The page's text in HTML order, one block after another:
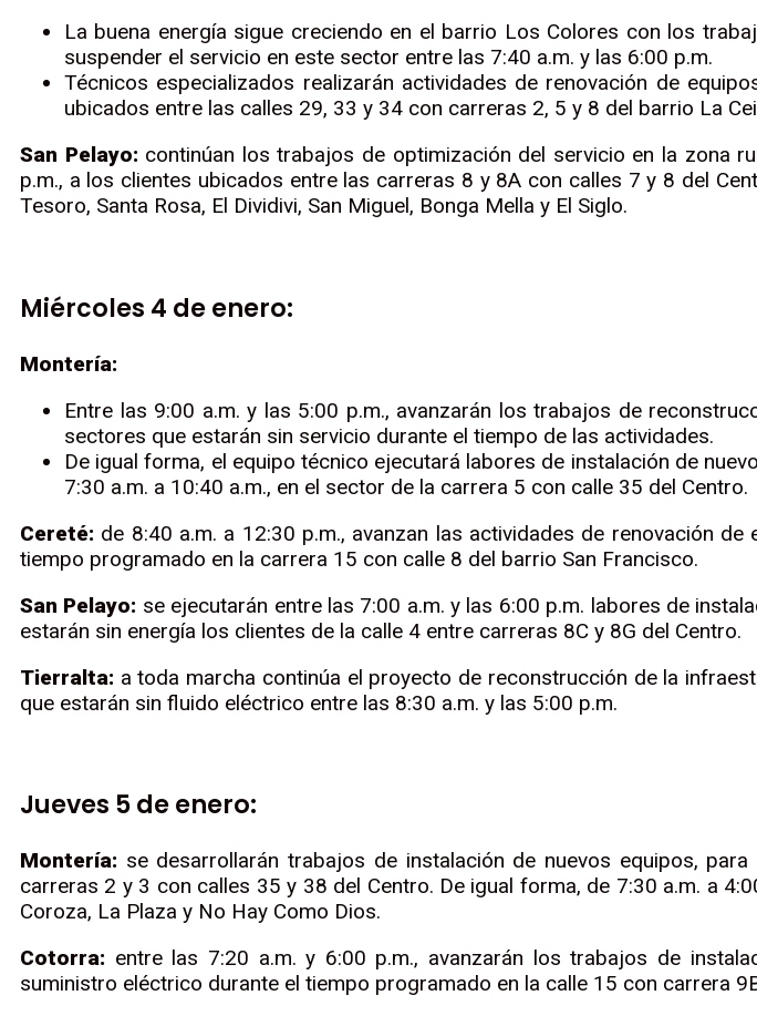
La buena energía sigue creciendo en el barrio Los Colores con los
suspender el servicio en este sector entre las 7:40 a.m. y las 6:00 p.m.
Técnicos especializados realizarán actividades de renovación de
ubicados entre las calles 29, 33 y 34 con carreras 2, 5 y 8 del barrio La
San Pelayo: continúan los trabajos de optimización del servicio en la zona
p.m., a los clientes ubicados entre las carreras 8 y 8A con calles 7 y 8 del
Tesoro, Santa Rosa, El Dividivi, San Miguel, Bonga Mella y El Siglo.
Miércoles 4 de enero:
Montería:
Entre las 9:00 a.m. y las 5:00 p.m., avanzarán los trabajos de
sectores que estarán sin servicio durante el tiempo de las actividades.
De igual forma, el equipo técnico ejecutará labores de instalación de
7:30 a.m. a 10:40 a.m., en el sector de la carrera 5 con calle 35 del Centro.
Cereté: de 8:40 a.m. a 12:30 p.m., avanzan las actividades de renovación
tiempo programado en la carrera 15 con calle 8 del barrio San Francisco.
San Pelayo: se ejecutarán entre las 7:00 a.m. y las 6:00 p.m. labores de
estarán sin energía los clientes de la calle 4 entre carreras 8C y 8G del Centro.
Tierralta: a toda marcha continúa el proyecto de reconstrucción de la
que estarán sin fluido eléctrico entre las 8:30 a.m. y las 5:00 p.m.
Jueves 5 de enero:
Montería: se desarrollarán trabajos de instalación de nuevos equipos,
carreras 2 y 3 con calles 35 y 38 del Centro. De igual forma, de 7:30 a.m. a
Coroza, La Plaza y No Hay Como Dios.
Cotorra: entre las 7:20 a.m. y 6:00 p.m., avanzarán los trabajos de
suministro eléctrico durante el tiempo programado en la calle 15 con carrera